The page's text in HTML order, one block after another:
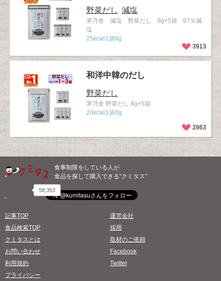
野菜だし 減塩
茅乃舎 減塩 野菜だし 8g×5袋 67％減
塩
25kcal/1袋8g
3913
和洋中韓のだし
野菜だし
茅乃舎 野菜だし 8g×5袋
20kcal/1袋8g
2863
食事制限をしている人が
食品を探して購入できる“クミタス”
58,353
記事TOP
食品検索TOP
クミタスとは
お問い合わせ
利用規約
プライバシー
運営会社
採用
取材のご依頼
Facebook
Twitter